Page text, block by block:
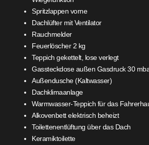
Spritzlappen vorne
Dachlüfter mit Ventilator
Rauchmelder
Feuerlöscher 2 kg
Teppich gekettelt, lose verlegt
Gassteckdose außen Gasdruck 30
Außendusche (Kaltwasser)
Dachklimaanlage
Warmwasser-Teppich für das
Alkovenbett elektrisch beheizt
Toilettenentlüftung über das Dach
Keramiktoilette